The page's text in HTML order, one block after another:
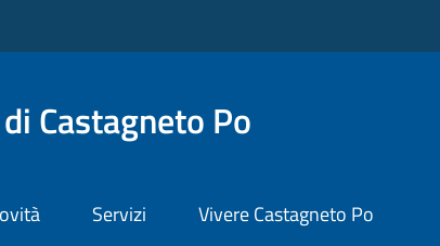
Castagneto Po
Servizi Vivere Castagneto Po